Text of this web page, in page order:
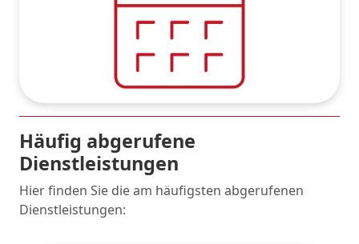
Häufig abgerufene
Dienstleistungen
Hier finden Sie die am häufigsten abgerufenen
Dienstleistungen: